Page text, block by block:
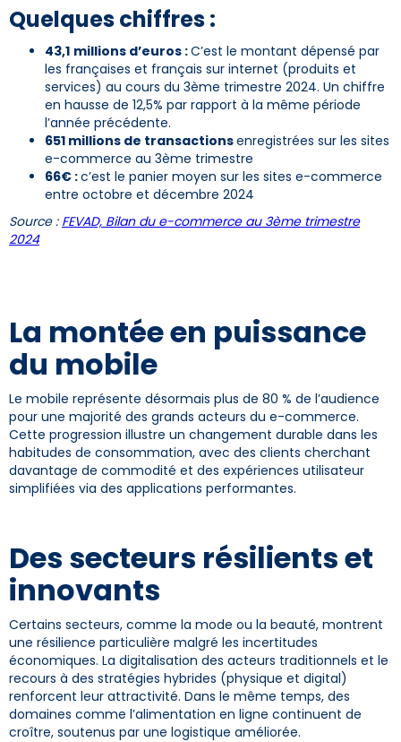
Quelques chiffres :
43,1 millions d’euros :C’est le montant dépensé par
les françaises et français sur internet (produits et
services) au cours du 3ème trimestre 2024. Un chiffre
en hausse de 12,5% par rapport à la même période
l’année précédente.
651 millions de transactionsenregistrées sur les sites
e-commerce au 3ème trimestre
66€ :c’est le panier moyen sur les sites e-commerce
entre octobre et décembre 2024
Source : FEVAD, Bilan du e-commerce au 3ème trimestre
2024
La montée en puissance
du mobile
Le mobile représente désormais plus de 80 % de l’audience
pour une majorité des grands acteurs du e-commerce.
Cette progression illustre un changement durable dans les
habitudes de consommation, avec des clients cherchant
davantage de commodité et des expériences utilisateur
simplifiées via des applications performantes.
Des secteurs résilients et
innovants
Certains secteurs, comme la mode ou la beauté, montrent
une résilience particulière malgré les incertitudes
économiques. La digitalisation des acteurs traditionnels et le
recours à des stratégies hybrides (physique et digital)
renforcent leur attractivité. Dans le même temps, des
domaines comme l’alimentation en ligne continuent de
croître, soutenus par une logistique améliorée.